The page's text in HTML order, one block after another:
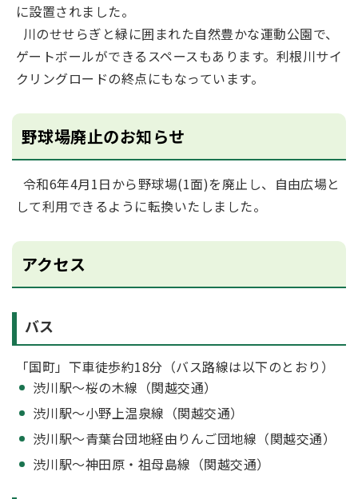
に設置されました。
川のせせらぎと緑に囲まれた自然豊かな運動公園で、
ゲートボールができるスペースもあります。利根川サイ
クリングロードの終点にもなっています。
野球場廃止のお知らせ
令和6年4月1日から野球場(1面)を廃止し、自由広場と
して利用できるように転換いたしました。
アクセス
バス
「国町」下車徒歩約18分（バス路線は以下のとおり）
渋川駅～桜の木線（関越交通）
渋川駅～小野上温泉線（関越交通）
渋川駅～青葉台団地経由りんご団地線（関越交通）
渋川駅～神田原・祖母島線（関越交通）